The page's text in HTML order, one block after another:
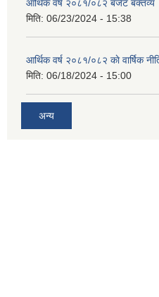
आर्थिक वर्ष २०८१/०८२ बजेट बक्तव्य
मिति: 06/23/2024 - 15:38
आर्थिक वर्ष २०८१/०८२ काे वार्षिक
मिति: 06/18/2024 - 15:00
अन्य